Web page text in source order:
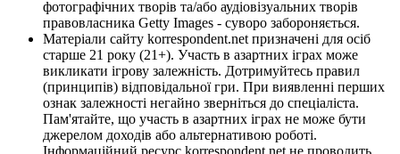
фотографічних творів та/або аудіовізуальних творів
правовласника Getty Images - суворо забороняється.
Матеріали сайту korrespondent.net призначені для осіб
старше 21 року (21+). Участь в азартних іграх може
викликати ігрову залежність. Дотримуйтесь правил
(принципів) відповідальної гри. При виявленні перших
ознак залежності негайно зверніться до спеціаліста.
Пам'ятайте, що участь в азартних іграх не може бути
джерелом доходів або альтернативою роботі.
Інформаційний ресурс korrespondent.net не проводить